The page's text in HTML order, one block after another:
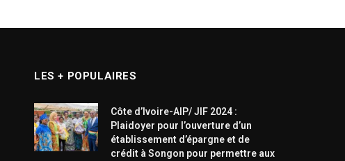
LES + POPULAIRES
Côte d’Ivoire-AIP/ JIF 2024 :
Plaidoyer pour l’ouverture d’un
établissement d’épargne et de
crédit à Songon pour permettre aux